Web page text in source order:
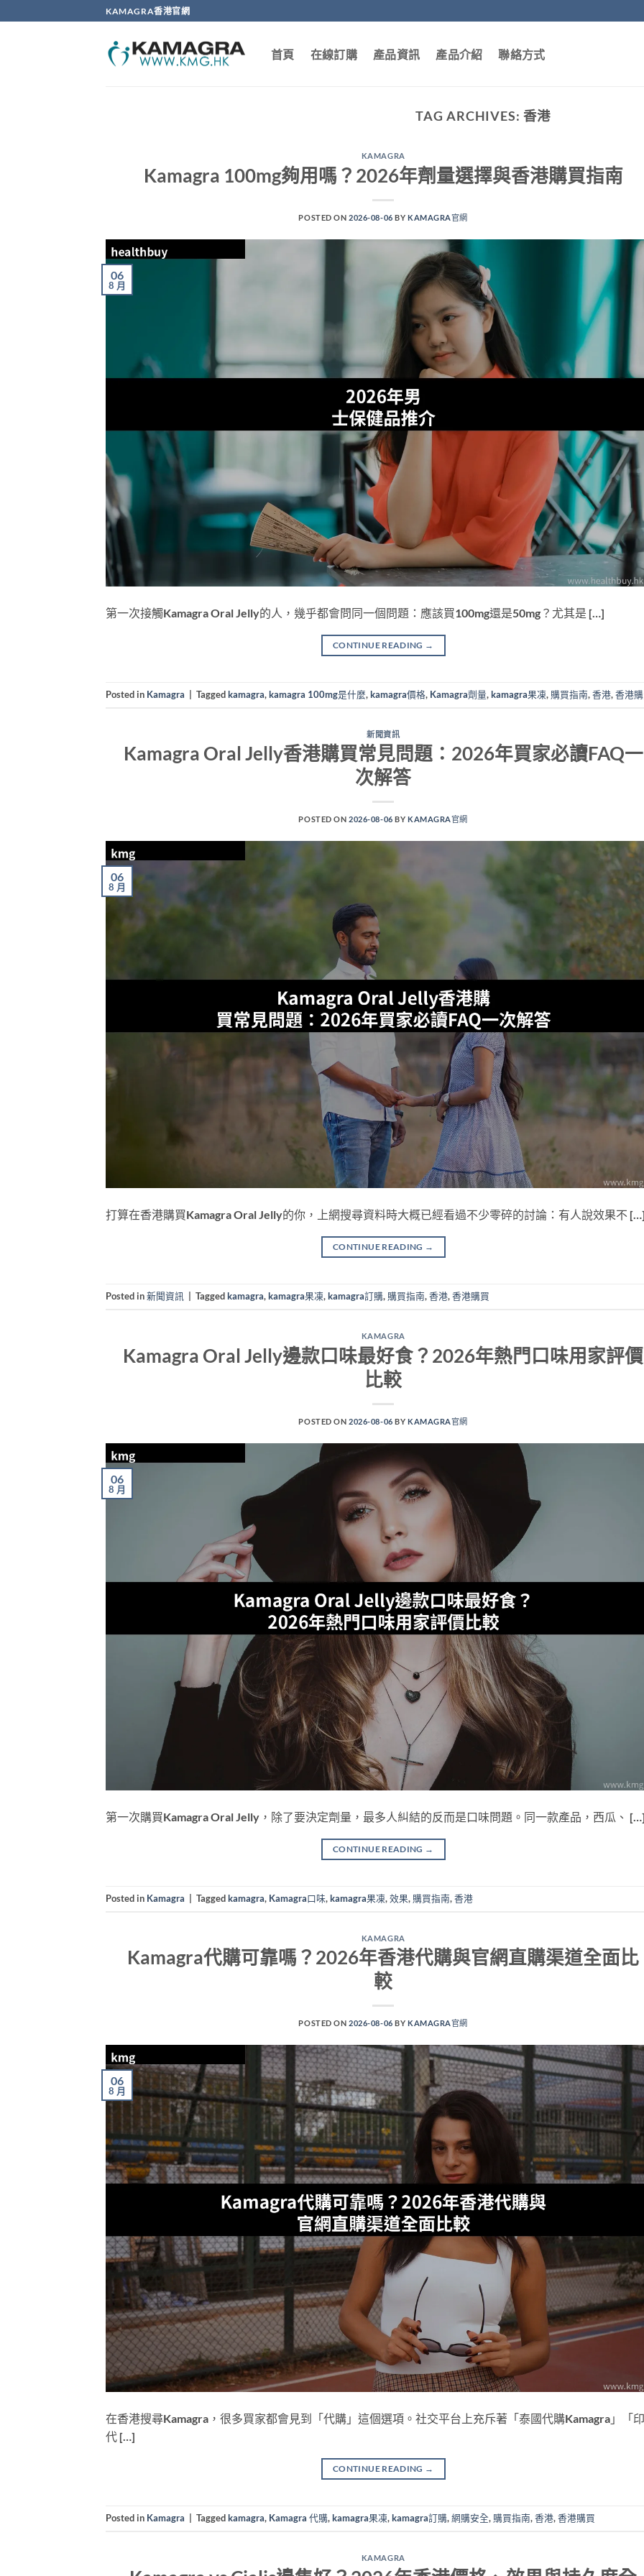
to
KAMAGRA香港官網
首頁 在線訂購 產品資訊 產品介紹 聯絡方式
TAG ARCHIVES:香港
KAMAGRA
Kamagra 100mg夠用嗎？2026年劑量選擇與香港購買指南
POSTED ON2026-08-06 BY KAMAGRA官網
06
8 月
第一次接觸Kamagra Oral Jelly的人，幾乎都會問同一個問題：應該買100mg還是50mg？尤其是 […]
CONTINUE READING →
Posted in Kamagra Taggedkamagra,kamagra 100mg是什麼,kamagra價格, Kamagra劑量,kamagra果凍, 購買指南,香港,香港
新聞資訊
Kamagra Oral Jelly香港購買常見問題：2026年買家必讀FAQ一
次解答
POSTED ON2026-08-06 BY KAMAGRA官網
06
8 月
打算在香港購買Kamagra Oral Jelly的你，上網搜尋資料時大概已經看過不少零碎的討論：有人說效果不
CONTINUE READING →
Posted in新聞資訊 Taggedkamagra,kamagra果凍,kamagra訂購, 購買指南,香港,香港購買
KAMAGRA
Kamagra Oral Jelly邊款口味最好食？2026年熱門口味用家評價
比較
POSTED ON2026-08-06 BY KAMAGRA官網
06
8 月
第一次購買Kamagra Oral Jelly，除了要決定劑量，最多人糾結的反而是口味問題。同一款產品，西瓜、
CONTINUE READING →
Posted in Kamagra Taggedkamagra, Kamagra口味,kamagra果凍,效果, 購買指南,香港
KAMAGRA
Kamagra代購可靠嗎？2026年香港代購與官網直購渠道全面比
較
POSTED ON2026-08-06 BY KAMAGRA官網
06
8 月
在香港搜尋Kamagra，很多買家都會見到「代購」這個選項。社交平台上充斥著「泰國代購Kamagra」「
代 […]
CONTINUE READING →
Posted in Kamagra Taggedkamagra, Kamagra 代購,kamagra果凍,kamagra訂購,網購安全, 購買指南,香港,香港購買
KAMAGRA